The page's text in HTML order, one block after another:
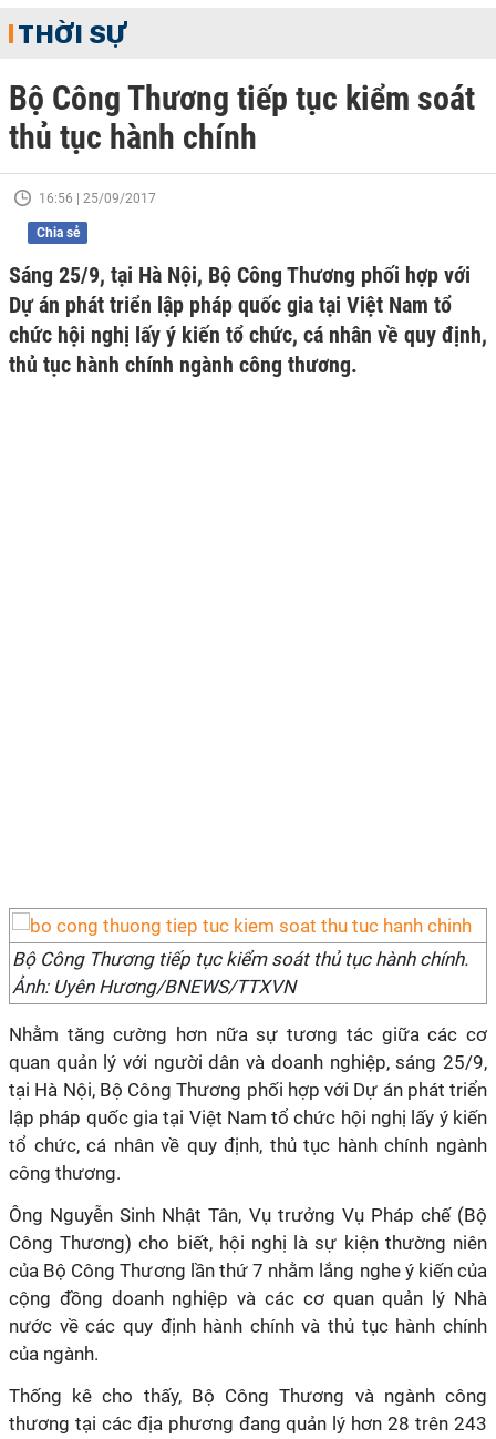
THỜI SỰ
Bộ Công Thương tiếp tục kiểm soát
thủ tục hành chính
16:56 | 25/09/2017
Chia sẻ
Sáng 25/9, tại Hà Nội, Bộ Công Thương phối hợp với
Dự án phát triển lập pháp quốc gia tại Việt Nam tổ
chức hội nghị lấy ý kiến tổ chức, cá nhân về quy định,
thủ tục hành chính ngành công thương.
Bộ Công Thương tiếp tục kiểm soát thủ tục hành chính.
Ảnh: Uyên Hương/BNEWS/TTXVN
Nhằm tăng cường hơn nữa sự tương tác giữa các cơ
quan quản lý với người dân và doanh nghiệp, sáng 25/9,
tại Hà Nội, Bộ Công Thương phối hợp với Dự án phát triển
lập pháp quốc gia tại Việt Nam tổ chức hội nghị lấy ý kiến
tổ chức, cá nhân về quy định, thủ tục hành chính ngành
công thương.
Ông Nguyễn Sinh Nhật Tân, Vụ trưởng Vụ Pháp chế (Bộ
Công Thương) cho biết, hội nghị là sự kiện thường niên
của Bộ Công Thương lần thứ 7 nhằm lắng nghe ý kiến của
cộng đồng doanh nghiệp và các cơ quan quản lý Nhà
nước về các quy định hành chính và thủ tục hành chính
của ngành.
Thống kê cho thấy, Bộ Công Thương và ngành công
thương tại các địa phương đang quản lý hơn 28 trên 243